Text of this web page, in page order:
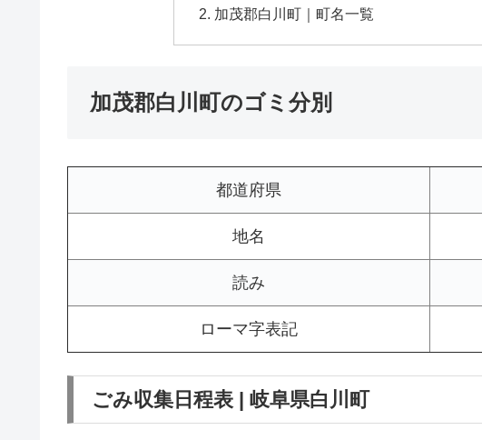
加茂郡白川町｜町名一覧
加茂郡白川町のゴミ分別
都道府県
地名
読み
ローマ字表記
ごみ収集日程表 | 岐阜県白川町